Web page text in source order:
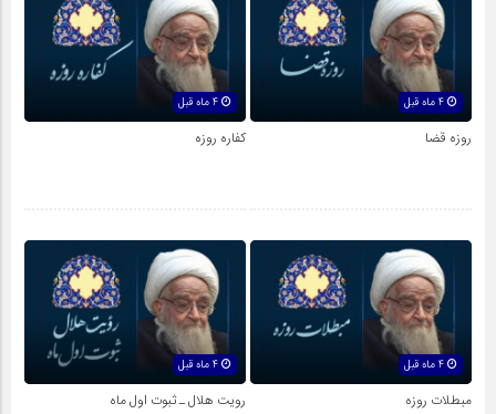
4 ماه قبل
روزه قضا کفاره روزه
4 ماه قبل
مبطلات روزه رویت هلال ـ ثبوت اول ماه